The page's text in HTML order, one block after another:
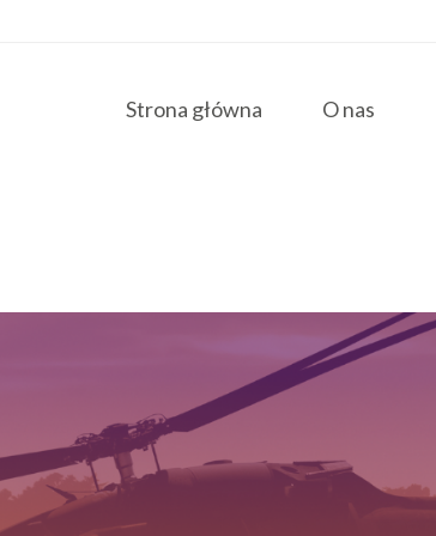
Strona główna O nas